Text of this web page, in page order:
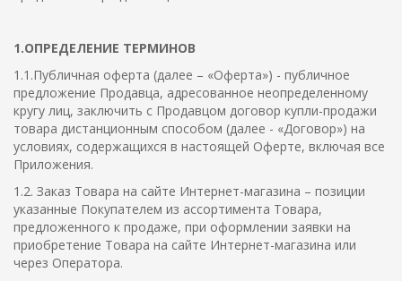
1.ОПРЕДЕЛЕНИЕ ТЕРМИНОВ
1.1.Публичная оферта (далее – «Оферта») - публичное
предложение Продавца, адресованное неопределенному
кругу лиц, заключить с Продавцом договор купли-продажи
товара дистанционным способом (далее - «Договор») на
условиях, содержащихся в настоящей Оферте, включая все
Приложения.
1.2. Заказ Товара на сайте Интернет-магазина – позиции
указанные Покупателем из ассортимента Товара,
предложенного к продаже, при оформлении заявки на
приобретение Товара на сайте Интернет-магазина или
через Оператора.